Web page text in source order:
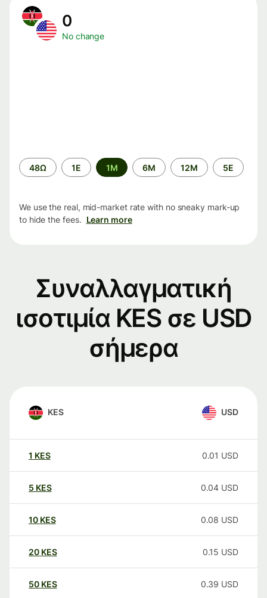
0
No change
Time
period
48Ω 1Ε 1M 6M 12M 5Ε
We use the real, mid-market rate with no sneaky mark-up
to hide the fees. Learn more
Συναλλαγματική
ισοτιμία KES σε USD
σήμερα
KES USD
1 KES 0.01 USD
5 KES 0.04 USD
10 KES 0.08 USD
20 KES 0.15 USD
50 KES 0.39 USD